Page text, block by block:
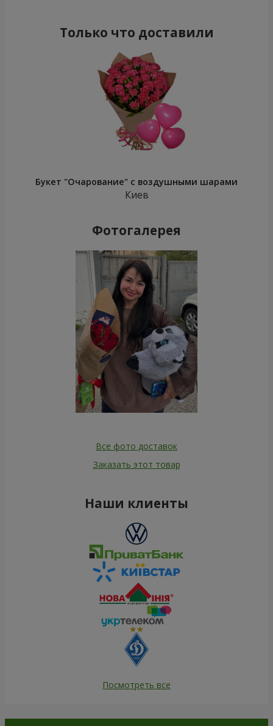
Только что доставили
Букет "Очарование" с воздушными шарами
Киев
Фотогалерея
Все фото доставок
Заказать этот товар
Наши клиенты
Посмотреть все